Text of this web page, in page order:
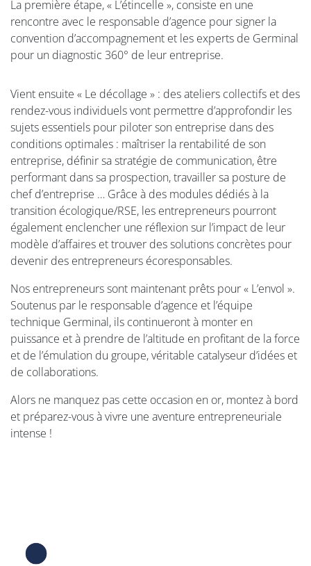
La première étape, « L’étincelle », consiste en une
rencontre avec le responsable d’agence pour signer la
convention d’accompagnement et les experts de Germinal
pour un diagnostic 360° de leur entreprise.
Vient ensuite « Le décollage » : des ateliers collectifs et des
rendez-vous individuels vont permettre d’approfondir les
sujets essentiels pour piloter son entreprise dans des
conditions optimales : maîtriser la rentabilité de son
entreprise, définir sa stratégie de communication, être
performant dans sa prospection, travailler sa posture de
chef d’entreprise … Grâce à des modules dédiés à la
transition écologique/RSE, les entrepreneurs pourront
également enclencher une réflexion sur l’impact de leur
modèle d’affaires et trouver des solutions concrètes pour
devenir des entrepreneurs écoresponsables.
Nos entrepreneurs sont maintenant prêts pour « L’envol ».
Soutenus par le responsable d’agence et l’équipe
technique Germinal, ils continueront à monter en
puissance et à prendre de l’altitude en profitant de la force
et de l’émulation du groupe, véritable catalyseur d’idées et
de collaborations.
Alors ne manquez pas cette occasion en or, montez à bord
et préparez-vous à vivre une aventure entrepreneuriale
intense !